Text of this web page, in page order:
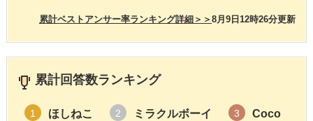
8月9日12時26分更新
累計ベストアンサー率ランキング詳細＞＞
累計回答数ランキング
1 ほしねこ 2 ミラクルボーイ 3 Coco